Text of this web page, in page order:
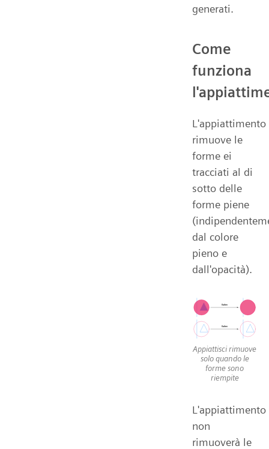
generati.
Come
funziona
L'appiattimento
rimuove le
forme ei
tracciati al di
sotto delle
forme piene
dal colore
pieno e
dall'opacità).
Appiattisci rimuove
solo quando le
forme sono
riempite
L'appiattimento
non
rimuoverà le